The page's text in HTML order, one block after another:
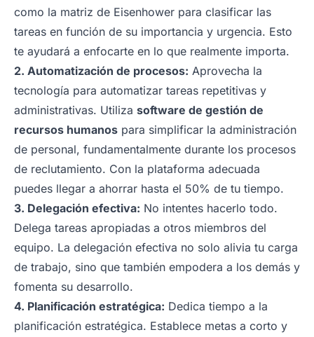
como la matriz de Eisenhower para clasificar las
tareas en función de su importancia y urgencia. Esto
te ayudará a enfocarte en lo que realmente importa.
2. Automatización de procesos: Aprovecha la
tecnología para automatizar tareas repetitivas y
administrativas. Utiliza software de gestión de
recursos humanos para simplificar la administración
de personal, fundamentalmente durante los procesos
de reclutamiento. Con la plataforma adecuada
puedes llegar a ahorrar hasta el 50% de tu tiempo.
3. Delegación efectiva: No intentes hacerlo todo.
Delega tareas apropiadas a otros miembros del
equipo. La delegación efectiva no solo alivia tu carga
de trabajo, sino que también empodera a los demás y
fomenta su desarrollo.
4. Planificación estratégica: Dedica tiempo a la
planificación estratégica. Establece metas a corto y